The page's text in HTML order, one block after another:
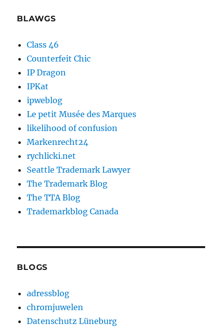
BLAWGS
Class 46
Counterfeit Chic
IP Dragon
IPKat
ipweblog
Le petit Musée des Marques
likelihood of confusion
Markenrecht24
rychlicki.net
Seattle Trademark Lawyer
The Trademark Blog
The TTA Blog
Trademarkblog Canada
BLOGS
adressblog
chromjuwelen
Datenschutz Lüneburg